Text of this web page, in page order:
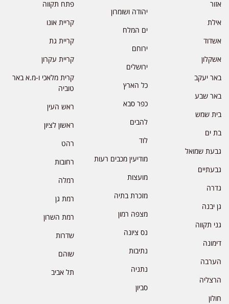
אזור
אילת
אשדוד
אשקלון
באר יעקב
באר שבע
בית שמש
בת ים
גבעת שמואל
גבעתיים
גדרה
גן יבנה
גני תקווה
דימונה
הערבה
הרצליה
חולון
יהודה ושומרון
ים המלח
ירוחם
ירושלים
כל הארץ
כפר סבא
להבים
לוד
מודיעין מכבים רעות
מועצות
מזכרת בתיה
מצפה רמון
נס ציונה
נתיבות
נתניה
סביון
פתח תקווה
קריית אונו
קריית גת
קריית עקרון
קרית מלאכי ו-מ.א באר
טוביה
ראש העין
ראשון לציון
רהט
רחובות
רמלה
רמת גן
רמת השרון
שדרות
שוהם
תל אביב